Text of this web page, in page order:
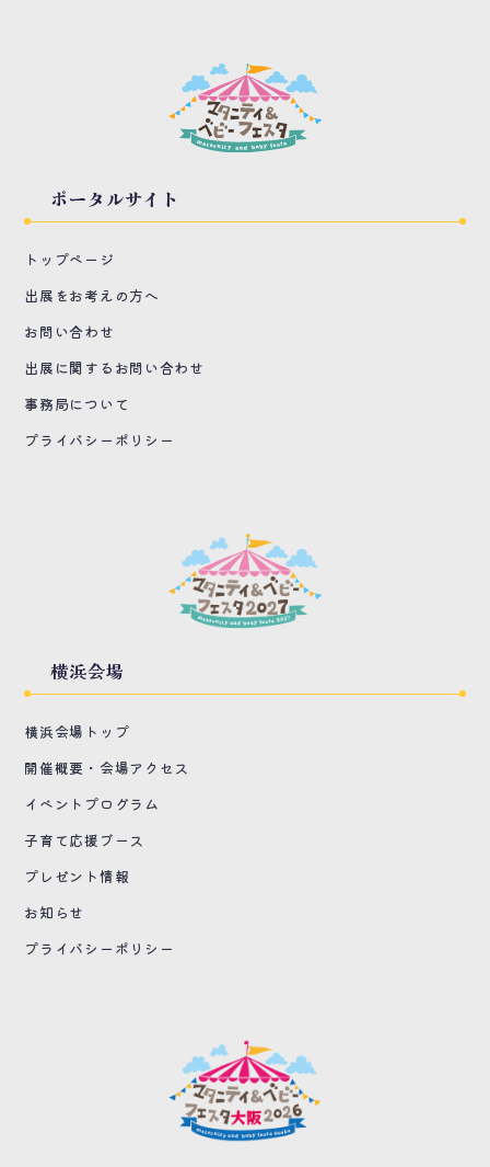
ポータルサイト
トップページ
出展をお考えの方へ
お問い合わせ
出展に関するお問い合わせ
事務局について
プライバシーポリシー
横浜会場
横浜会場トップ
開催概要・会場アクセス
イベントプログラム
子育て応援ブース
プレゼント情報
お知らせ
プライバシーポリシー